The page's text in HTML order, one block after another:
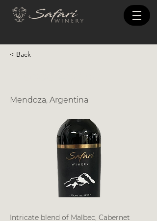
< Back
Mendoza, Argentina
Intricate blend of Malbec, Cabernet